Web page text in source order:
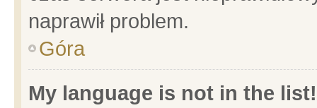
naprawił problem.
Góra
My language is not in the list!